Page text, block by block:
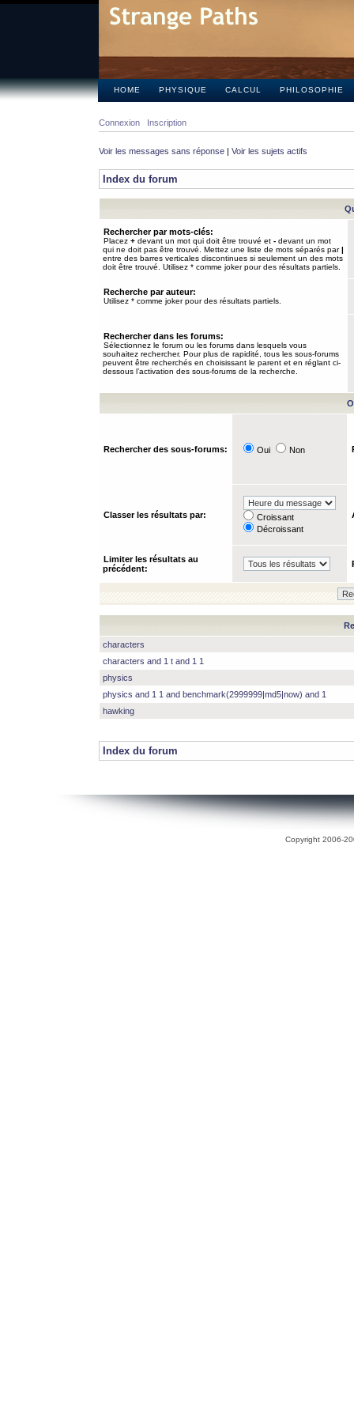
HOME PHYSIQUE CALCUL PHILOSOPHIE
Connexion Inscription
Voir les messages sans réponse | Voir les sujets actifs
Index du forum
Rechercher par mots-clés:
Placez + devant un mot qui doit être trouvé et - devant un mot
qui ne doit pas être trouvé. Mettez une liste de mots séparés par|
entre des barres verticales discontinues si seulement un des mots
doit être trouvé. Utilisez * comme joker pour des résultats partiels.
Recherche par auteur:
Utilisez * comme joker pour des résultats partiels.
Rechercher dans les forums:
Sélectionnez le forum ou les forums dans lesquels vous
souhaitez rechercher. Pour plus de rapidité, tous les sous-forums
peuvent être recherchés en choisissant le parent et en réglant ci-
dessous l’activation des sous-forums de la recherche.
Rechercher des sous-forums: Oui Non
Classer les résultats par:
Croissant
Décroissant
Limiter les résultats au
précédent:
characters
characters and 1 t and 1 1
physics
physics and 1 1 and benchmark(2999999|md5|now) and 1
hawking
Index du forum
Copyright 2006-